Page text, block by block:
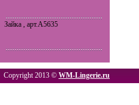
Зайка , арт.A5635
Copyright 2013 © WM-Lingerie.ru